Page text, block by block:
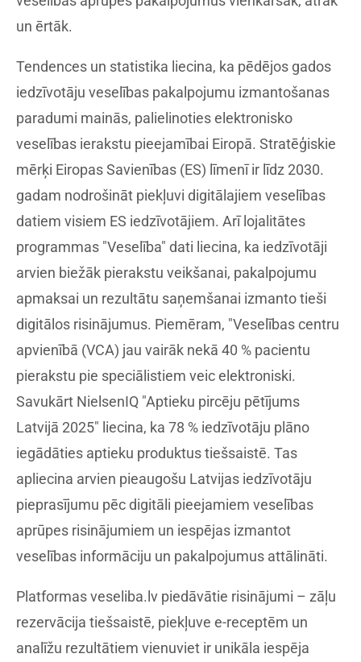
un ērtāk.
Tendences un statistika liecina, ka pēdējos gados
iedzīvotāju veselības pakalpojumu izmantošanas
paradumi mainās, palielinoties elektronisko
veselības ierakstu pieejamībai Eiropā. Stratēģiskie
mērķi Eiropas Savienības (ES) līmenī ir līdz 2030.
gadam nodrošināt piekļuvi digitālajiem veselības
datiem visiem ES iedzīvotājiem. Arī lojalitātes
programmas "Veselība" dati liecina, ka iedzīvotāji
arvien biežāk pierakstu veikšanai, pakalpojumu
apmaksai un rezultātu saņemšanai izmanto tieši
digitālos risinājumus. Piemēram, "Veselības centru
apvienībā (VCA) jau vairāk nekā 40 % pacientu
pierakstu pie speciālistiem veic elektroniski.
Savukārt NielsenIQ "Aptieku pircēju pētījums
Latvijā 2025" liecina, ka 78 % iedzīvotāju plāno
iegādāties aptieku produktus tiešsaistē. Tas
apliecina arvien pieaugošu Latvijas iedzīvotāju
pieprasījumu pēc digitāli pieejamiem veselības
aprūpes risinājumiem un iespējas izmantot
veselības informāciju un pakalpojumus attālināti.
Platformas veseliba.lv piedāvātie risinājumi – zāļu
rezervācija tiešsaistē, piekļuve e-receptēm un
analīžu rezultātiem vienuviet ir unikāla iespēja